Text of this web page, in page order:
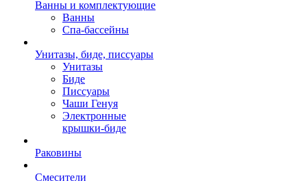
Ванны и комплектующие
Ванны
Спа-бассейны
Унитазы, биде, писсуары
Унитазы
Биде
Писсуары
Чаши Генуя
Электронные
крышки-биде
Раковины
Смесители